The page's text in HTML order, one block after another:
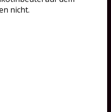
nicht.